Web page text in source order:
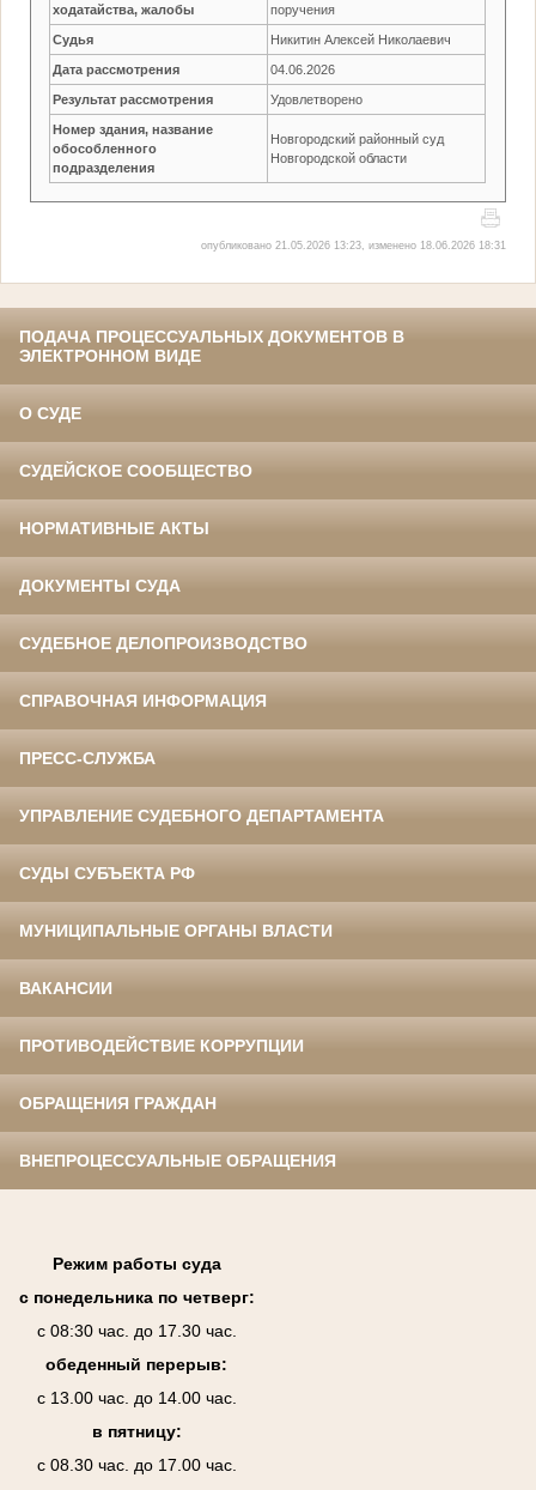
ходатайства, жалобы
поручения
Судья Никитин Алексей Николаевич
Дата рассмотрения 04.06.2026
Результат рассмотрения Удовлетворено
Номер здания, название
обособленного
подразделения
Новгородский районный суд
Новгородской области
опубликовано 21.05.2026 13:23, изменено 18.06.2026 18:31
ПОДАЧА ПРОЦЕССУАЛЬНЫХ ДОКУМЕНТОВ В
ЭЛЕКТРОННОМ ВИДЕ
О СУДЕ
СУДЕЙСКОЕ СООБЩЕСТВО
НОРМАТИВНЫЕ АКТЫ
ДОКУМЕНТЫ СУДА
СУДЕБНОЕ ДЕЛОПРОИЗВОДСТВО
СПРАВОЧНАЯ ИНФОРМАЦИЯ
ПРЕСС-СЛУЖБА
УПРАВЛЕНИЕ СУДЕБНОГО ДЕПАРТАМЕНТА
СУДЫ СУБЪЕКТА РФ
МУНИЦИПАЛЬНЫЕ ОРГАНЫ ВЛАСТИ
ВАКАНСИИ
ПРОТИВОДЕЙСТВИЕ КОРРУПЦИИ
ОБРАЩЕНИЯ ГРАЖДАН
ВНЕПРОЦЕССУАЛЬНЫЕ ОБРАЩЕНИЯ
Режим работы суда
с понедельника по четверг:
с 08:30 час. до 17.30 час.
обеденный перерыв:
с 13.00 час. до 14.00 час.
в пятницу:
с 08.30 час. до 17.00 час.